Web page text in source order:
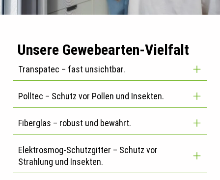
Unsere Gewebearten-Vielfalt
Transpatec – fast unsichtbar.
Polltec – Schutz vor Pollen und Insekten.
Fiberglas – robust und bewährt.
Elektrosmog-Schutzgitter – Schutz vor
Strahlung und Insekten.